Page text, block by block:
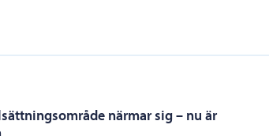
närmar sig – nu är